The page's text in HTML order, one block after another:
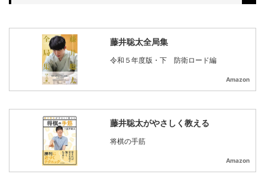
藤井聡太全局集
令和５年度版・下 防衛ロード編
Amazon
藤井聡太がやさしく教える
将棋の手筋
Amazon